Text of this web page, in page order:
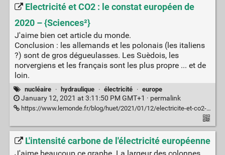
Electricité et CO2 : le constat européen de
2020 – {Sciences²}
J'aime bien cet article du monde.
Conclusion : les allemands et les polonais (les italiens
?) sont de gros dégueulasses. Les Suèdois, les
norvergiens et les français sont les plus propre ... et de
loin.
nucléaire · hydraulique · électricité · europe
January 12, 2021 at 3:11:50 PM GMT+1 · permalink
https://www.lemonde.fr/blog/huet/2021/01/12/electricite-et-co2-le-constat-europeen-de-2020/
L'intensité carbone de l'électricité européenne
J'aime beaucoup ce graphe. La largeur des colonnes